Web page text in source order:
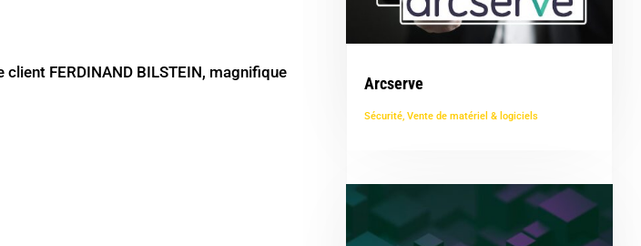
FERDINAND BILSTEIN, magnifique
Arcserve
Sécurité, Vente de matériel & logiciels